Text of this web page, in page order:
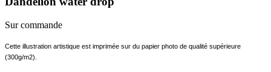
Sur commande
Cette illustration artistique est imprimée sur du papier photo de qualité supérieure
(300g/m2).